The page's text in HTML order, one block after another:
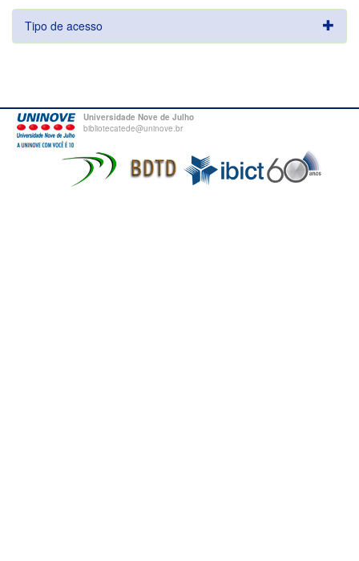
Tipo de acesso
Universidade Nove de Julho
bibliotecatede@uninove.br